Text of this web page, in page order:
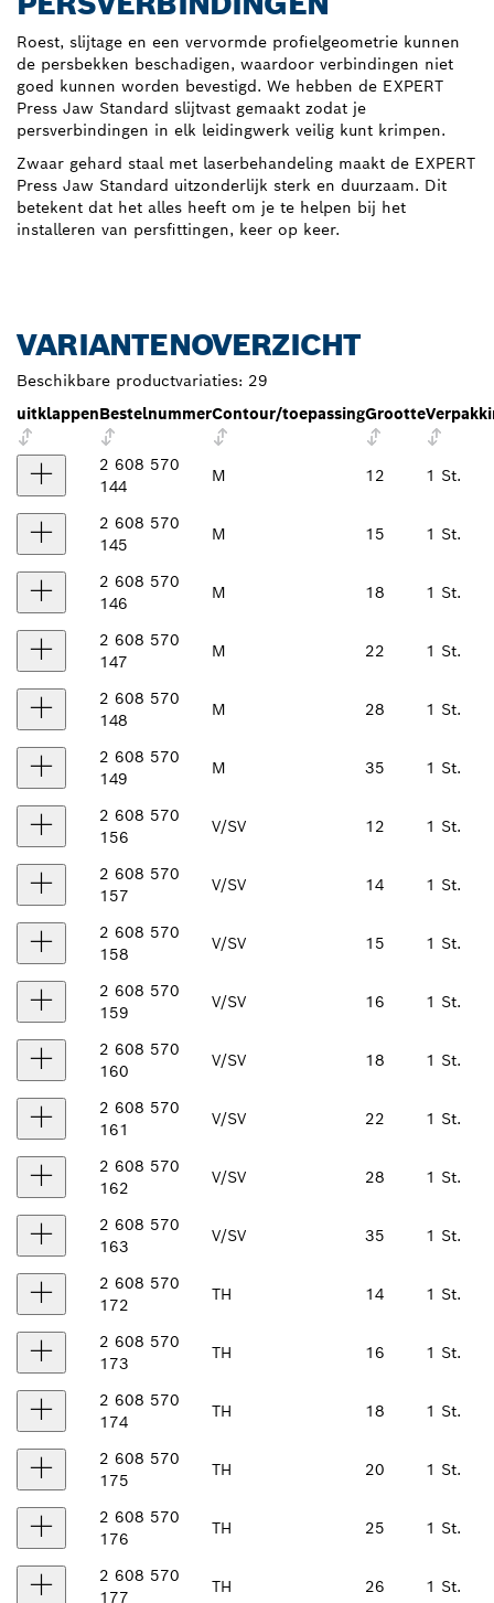
Roest, slijtage en een vervormde profielgeometrie kunnen
de persbekken beschadigen, waardoor verbindingen niet
goed kunnen worden bevestigd. We hebben de EXPERT
Press Jaw Standard slijtvast gemaakt zodat je
persverbindingen in elk leidingwerk veilig kunt krimpen.
Zwaar gehard staal met laserbehandeling maakt de EXPERT
Press Jaw Standard uitzonderlijk sterk en duurzaam. Dit
betekent dat het alles heeft om je te helpen bij het
installeren van persfittingen, keer op keer.
VARIANTENOVERZICHT
Beschikbare productvariaties: 29
uitklappenBestelnummerContour/toepassingGrootte
2 608 570
144
M 12 1 St.
2 608 570
145
M 15 1 St.
2 608 570
146
M 18 1 St.
2 608 570
147
M 22 1 St.
2 608 570
148
M 28 1 St.
2 608 570
149
M 35 1 St.
2 608 570
156
V/SV 12 1 St.
2 608 570
157
V/SV 14 1 St.
2 608 570
158
V/SV 15 1 St.
2 608 570
159
V/SV 16 1 St.
2 608 570
160
V/SV 18 1 St.
2 608 570
161
V/SV 22 1 St.
2 608 570
162
V/SV 28 1 St.
2 608 570
163
V/SV 35 1 St.
2 608 570
172
TH 14 1 St.
2 608 570
173
TH 16 1 St.
2 608 570
174
TH 18 1 St.
2 608 570
175
TH 20 1 St.
2 608 570
176
TH 25 1 St.
2 608 570
177
TH 26 1 St.